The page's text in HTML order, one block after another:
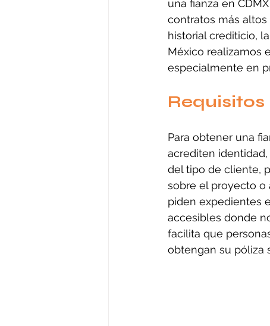
una fianza en
contratos más
historial crediticio,
México realizamos
especialmente en
Para obtener una
acrediten
del tipo de cliente,
sobre el proyecto o
piden expedientes
accesibles donde
facilita que
obtengan su póliza